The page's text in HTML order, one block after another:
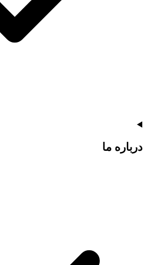
درباره ما